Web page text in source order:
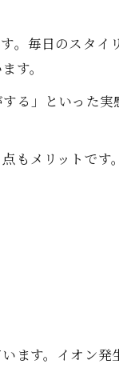
。毎日のスタイ
す。
る」といった実
もメリットです
ます。イオン発